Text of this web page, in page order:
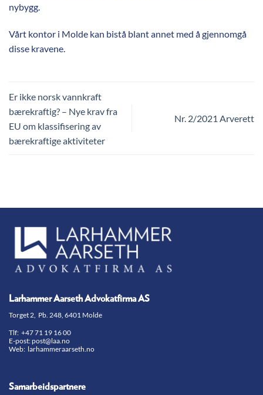
nybygg.
Vårt kontor i Molde kan bistå blant annet med å gjennomgå
disse kravene.
Er ikke norsk vannkraft
bærekraftig? – Nye krav fra
EU om klassifisering av
bærekraftige aktiviteter
Nr. 2/2021 Arverett
Larhammer Aarseth Advokatfirma AS
Torget 2, Pb. 248, 6401 Molde
Tlf: +47 71 19 16 00
E-post:post@laa.no
Web: larhammeraarseth.no
Samarbeidspartnere